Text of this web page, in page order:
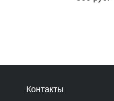
Контакты